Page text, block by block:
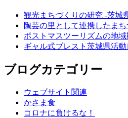
観光まちづくりの研究 -茨城
陶芸の里として連携したまち
ポストマスツーリズムの地
ギャル式ブレスト茨城県活動
ブログカテゴリー
ウェブサイト関連
かさま食
コロナに負けるな！